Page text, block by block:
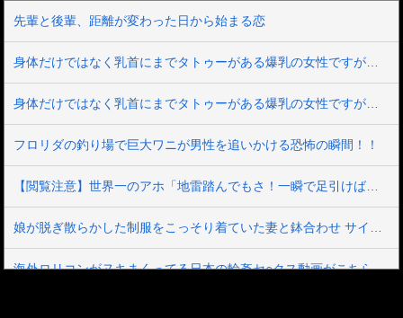
先輩と後輩、距離が変わった日から始まる恋
フロリダの釣り場で巨大ワニが男性を追いかける恐怖の瞬間！！
海外ロリコンがヌキまくってる日本の輪姦セ○クス動画がこちら。これアウトｗｗｗ